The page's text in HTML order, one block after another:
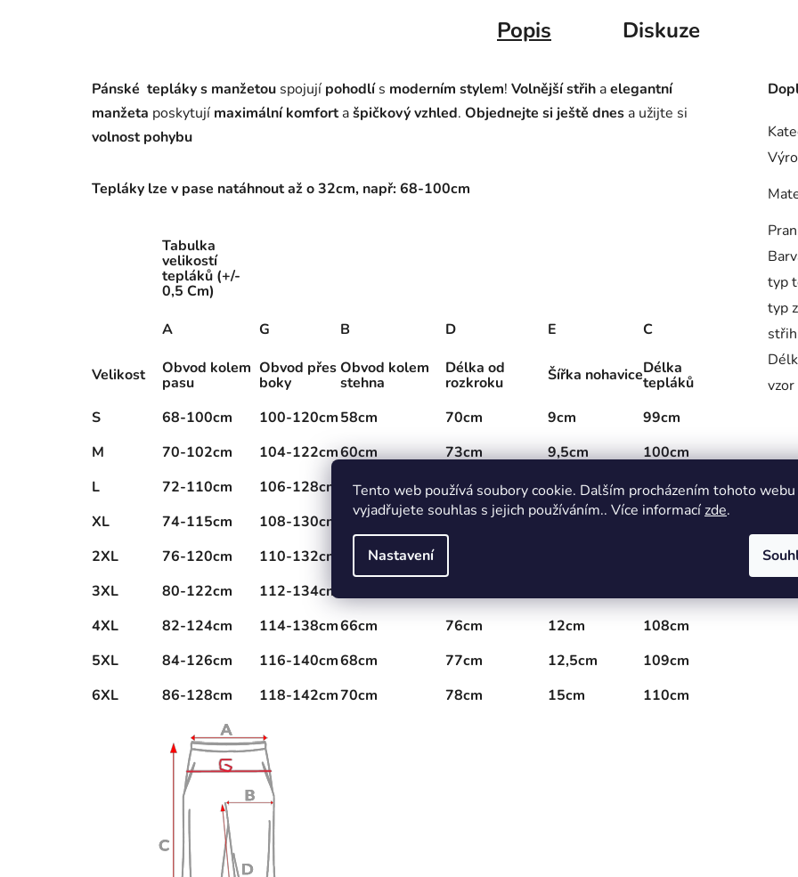
Tento web používá soubory cookie. Dalším procházením tohoto webu
vyjadřujete souhlas s jejich používáním.. Více informacízde.
Nastavení
Popis Diskuze
Pánské tepláky s manžetou spojují pohodlís moderním stylem! Volnější střih aelegantní
manžeta poskytují maximální komfortašpičkový vzhled. Objednejte si ještě dnes a užijte si
volnost pohybu
Tepláky lze v pase natáhnout až o 32cm, např: 68-100cm
Tabulka
velikostí
tepláků (+/-
0,5 Cm)
A
G B D E C
Velikost Obvod kolem
pasu
Obvod přes
boky
Obvod kolem
stehna
Délka od
rozkroku Šířka nohaviceDélka
tepláků
S
68-100cm 100-120cm58cm 70cm 9cm
99cm
M
70-102cm 104-122cm60cm 73cm 9,5cm
100cm
L
72-110cm 106-128cm 58cm 72cm 10cm
104cm
XL
74-115cm 108-130cm 60cm 73cm 10,5cm
105cm
2XL
76-120cm 110-132cm 62cm
3XL
80-122cm 112-134cm
4XL
82-124cm 114-138cm66cm 76cm 12cm
108cm
5XL
84-126cm 116-140cm68cm 77cm 12,5cm
109cm
6XL
86-128cm 118-142cm70cm 78cm 15cm 110cm
typ
typ
střih
vzor